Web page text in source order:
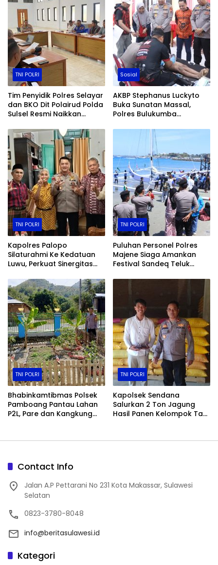
TNI POLRI
Tim Penyidik Polres Selayar
dan BKO Dit Polairud Polda
Sulsel Resmi Naikkan
Salsa ke Tahap Penyidikan
Sosial
AKBP Stephanus Luckyto
Buka Sunatan Massal,
Polres Bulukumba
Pemuda Pancasila
TNI POLRI
Kapolres Palopo
Silaturahmi Ke Kedatuan
Luwu, Perkuat Sinergitas
TNI POLRI
Puluhan Personel Polres
Majene Siaga Amankan
Festival Sandeq Teluk
TNI POLRI
Bhabinkamtibmas Polsek
Pamboang Pantau Lahan
P2L, Pare dan Kangkung
TNI POLRI
Kapolsek Sendana
Salurkan 2 Ton Jagung
Hasil Panen Kelompok Tani
Contact Info
Jalan A.P Pettarani No 231 Kota Makassar, Sulawesi
Selatan
0823-3780-8048
info@beritasulawesi.id
Kategori